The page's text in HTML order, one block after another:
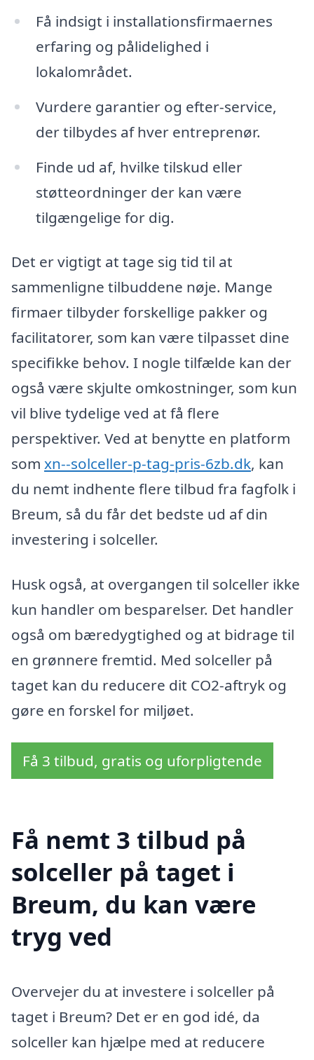
Få indsigt i installationsfirmaernes
erfaring og pålidelighed i
lokalområdet.
Vurdere garantier og efter-service,
der tilbydes af hver entreprenør.
Finde ud af, hvilke tilskud eller
støtteordninger der kan være
tilgængelige for dig.
Det er vigtigt at tage sig tid til at
sammenligne tilbuddene nøje. Mange
firmaer tilbyder forskellige pakker og
facilitatorer, som kan være tilpasset dine
specifikke behov. I nogle tilfælde kan der
også være skjulte omkostninger, som kun
vil blive tydelige ved at få flere
perspektiver. Ved at benytte en platform
som xn--solceller-p-tag-pris-6zb.dk, kan
du nemt indhente flere tilbud fra fagfolk i
Breum, så du får det bedste ud af din
investering i solceller.
Husk også, at overgangen til solceller ikke
kun handler om besparelser. Det handler
også om bæredygtighed og at bidrage til
en grønnere fremtid. Med solceller på
taget kan du reducere dit CO2-aftryk og
gøre en forskel for miljøet.
Få 3 tilbud, gratis og uforpligtende
Få nemt 3 tilbud på
solceller på taget i
Breum, du kan være
tryg ved
Overvejer du at investere i solceller på
taget i Breum? Det er en god idé, da
solceller kan hjælpe med at reducere